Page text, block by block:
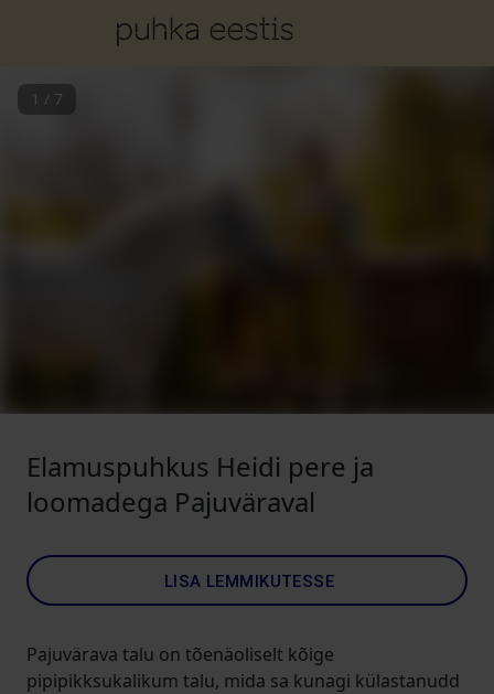
1 / 7
Elamuspuhkus Heidi pere ja
loomadega Pajuväraval
LISA LEMMIKUTESSE
Pajuvärava talu on tõenäoliselt kõige
pipipikksukalikum talu, mida sa kunagi külastanudd